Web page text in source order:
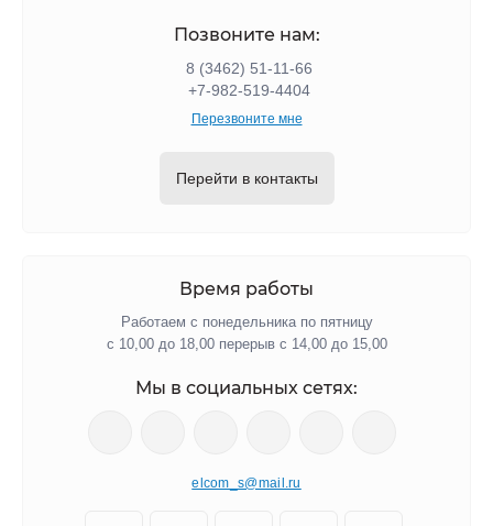
Позвоните нам:
8 (3462) 51-11-66
+7-982-519-4404
Перезвоните мне
Перейти в контакты
Время работы
Работаем с понедельника по пятницу
с 10,00 до 18,00 перерыв с 14,00 до 15,00
Мы в социальных сетях:
elcom_s@mail.ru